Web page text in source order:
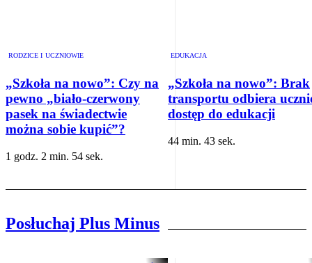
RODZICE I UCZNIOWIE
„Szkoła na nowo”: Czy na
pewno „biało-czerwony
pasek na świadectwie
można sobie kupić”?
1 godz. 2 min. 54 sek.
EDUKACJA
„Szkoła na nowo”: Brak
transportu odbiera
dostęp do edukacji
44 min. 43 sek.
Posłuchaj Plus Minus